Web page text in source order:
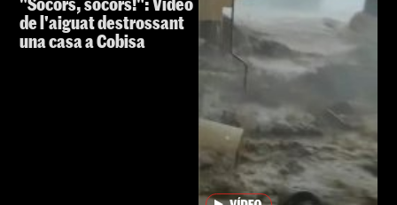
de l'aiguat destrossant
una casa a Cobisa